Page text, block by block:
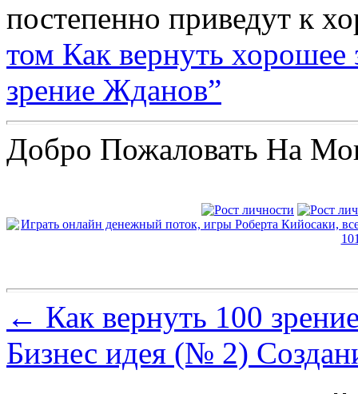
постепенно приведут к
том Как вернуть хорошее
зрение Жданов”
Добро Пожаловать На
← Как вернуть 100
Бизнес идея (№ 2)